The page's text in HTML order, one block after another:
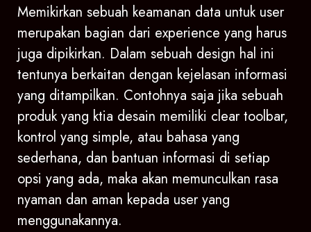
Memikirkan sebuah keamanan data untuk user
merupakan bagian dari experience yang harus
juga dipikirkan. Dalam sebuah design hal ini
tentunya berkaitan dengan kejelasan informasi
yang ditampilkan. Contohnya saja jika sebuah
produk yang ktia desain memiliki clear toolbar,
kontrol yang simple, atau bahasa yang
sederhana, dan bantuan informasi di setiap
opsi yang ada, maka akan memunculkan rasa
nyaman dan aman kepada user yang
menggunakannya.